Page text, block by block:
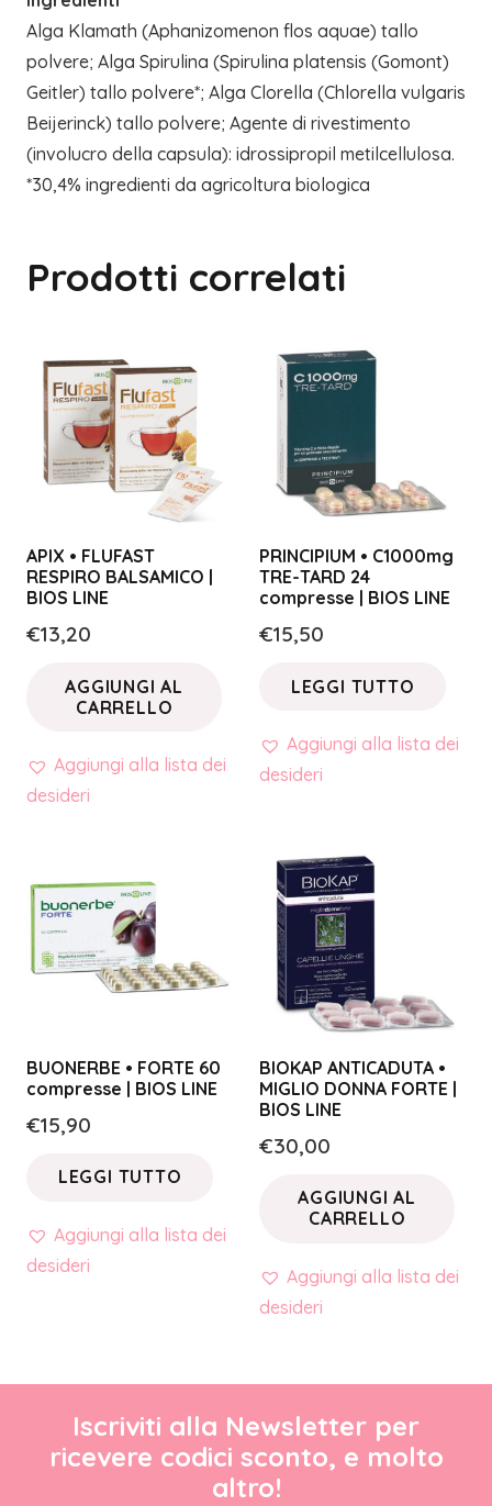
Alga Klamath (Aphanizomenon flos aquae) tallo
polvere; Alga Spirulina (Spirulina platensis (Gomont)
Geitler) tallo polvere*; Alga Clorella (Chlorella vulgaris
Beijerinck) tallo polvere; Agente di rivestimento
(involucro della capsula): idrossipropil metilcellulosa.
*30,4% ingredienti da agricoltura biologica
Prodotti correlati
APIX • FLUFAST
RESPIRO BALSAMICO |
BIOS LINE
€13,20
AGGIUNGI AL
CARRELLO
Aggiungi alla lista dei
desideri
PRINCIPIUM • C1000mg
TRE-TARD 24
compresse | BIOS LINE
€15,50
LEGGI TUTTO
Aggiungi alla lista dei
desideri
BUONERBE • FORTE 60
compresse | BIOS LINE
€15,90
LEGGI TUTTO
Aggiungi alla lista dei
desideri
BIOKAP ANTICADUTA •
MIGLIO DONNA FORTE |
BIOS LINE
€30,00
AGGIUNGI AL
CARRELLO
Aggiungi alla lista dei
desideri
Iscriviti alla Newsletter per
ricevere codici sconto, e molto
altro!